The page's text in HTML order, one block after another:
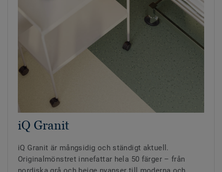
iQ Granit
iQ Granit är mångsidig och ständigt aktuell.
Originalmönstret innefattar hela 50 färger – från